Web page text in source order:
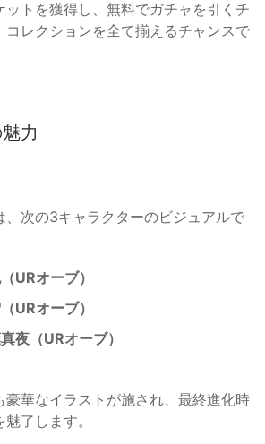
ットを獲得し、無料でガチャを引くチ
コレクションを全て揃えるチャンスで
力
、次の3キャラクターのビジュアルで
URオーブ）
URオーブ）
夜（URオーブ）
豪華なイラストが施され、最終進化時
了します。